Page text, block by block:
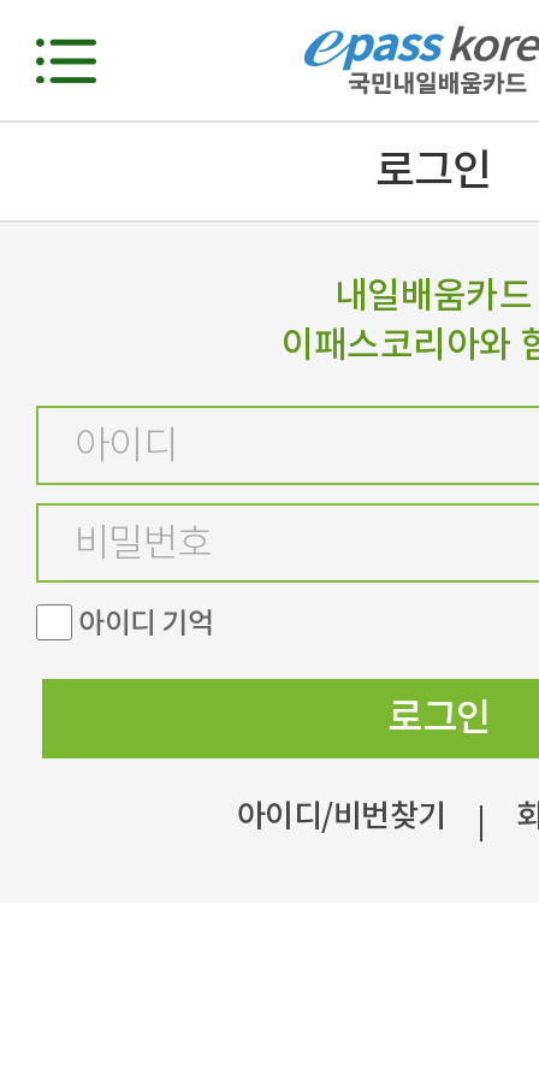
로그인
내일배움카드
이패스코리아와
아이디 기억
로그인
아이디/비번찾기